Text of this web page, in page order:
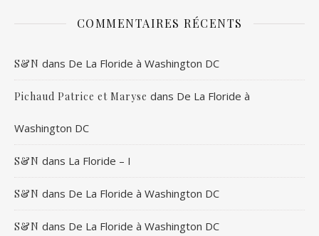
COMMENTAIRES RÉCENTS
S&N dans De La Floride à Washington DC
Pichaud Patrice et Maryse dans De La Floride à
Washington DC
S&N dans La Floride – I
S&N dans De La Floride à Washington DC
S&N dans De La Floride à Washington DC